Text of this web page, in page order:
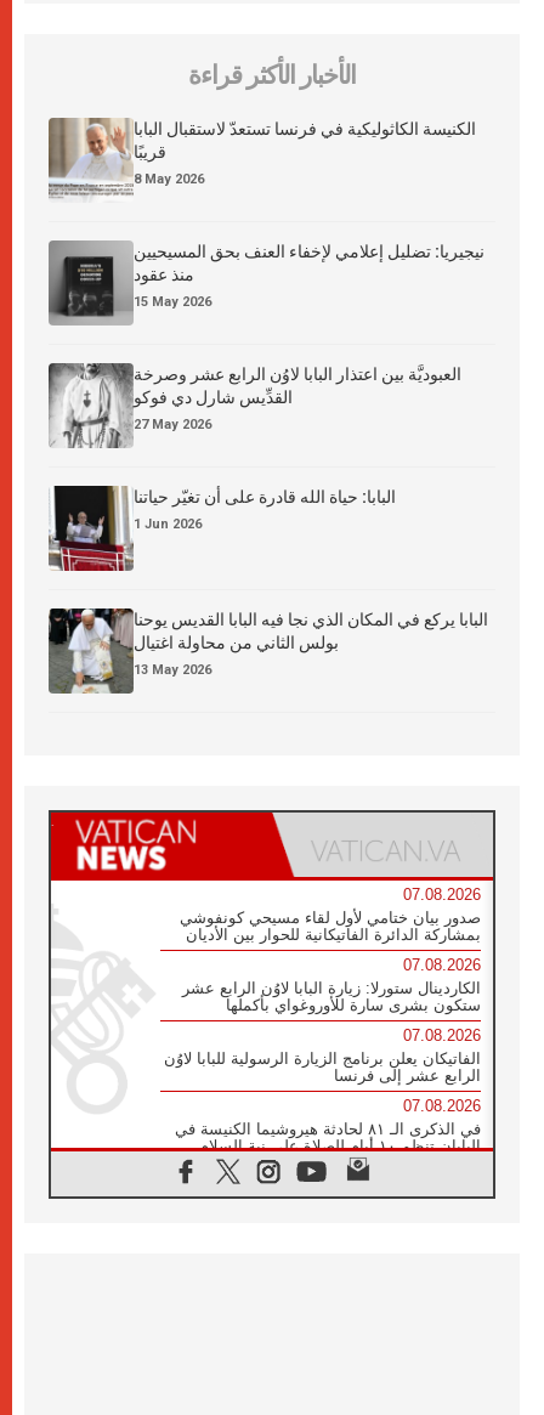
الأخبار الأكثر قراءة
الكنيسة الكاثوليكية في فرنسا تستعدّ لاستقبال البابا
قريبًا
8 May 2026
نيجيريا: تضليل إعلامي لإخفاء العنف بحق المسيحيين
منذ عقود
15 May 2026
العبوديَّة بين اعتذار البابا لاوُن الرابع عشر وصرخة
القدِّيس شارل دي فوكو
27 May 2026
البابا: حياة الله قادرة على أن تغيّر حياتنا
1 Jun 2026
البابا يركع في المكان الذي نجا فيه البابا القديس يوحنا
بولس الثاني من محاولة اغتيال
13 May 2026
07.08.2026
صدور بيان ختامي لأول لقاء مسيحي كونفوشي
بمشاركة الدائرة الفاتيكانية للحوار بين الأديان
07.08.2026
الكاردينال ستورلا: زيارة البابا لاوُن الرابع عشر
ستكون بشرى سارة للأوروغواي بأكملها
07.08.2026
الفاتيكان يعلن برنامج الزيارة الرسولية للبابا لاوُن
الرابع عشر إلى فرنسا
07.08.2026
في الذكرى الـ ٨١ لحادثة هيروشيما الكنيسة في
اليابان تنظم ١٠ أيام للصلاة على نية السلام
الكنيسة في الأوروغواي: زيارة البابا ستعزز